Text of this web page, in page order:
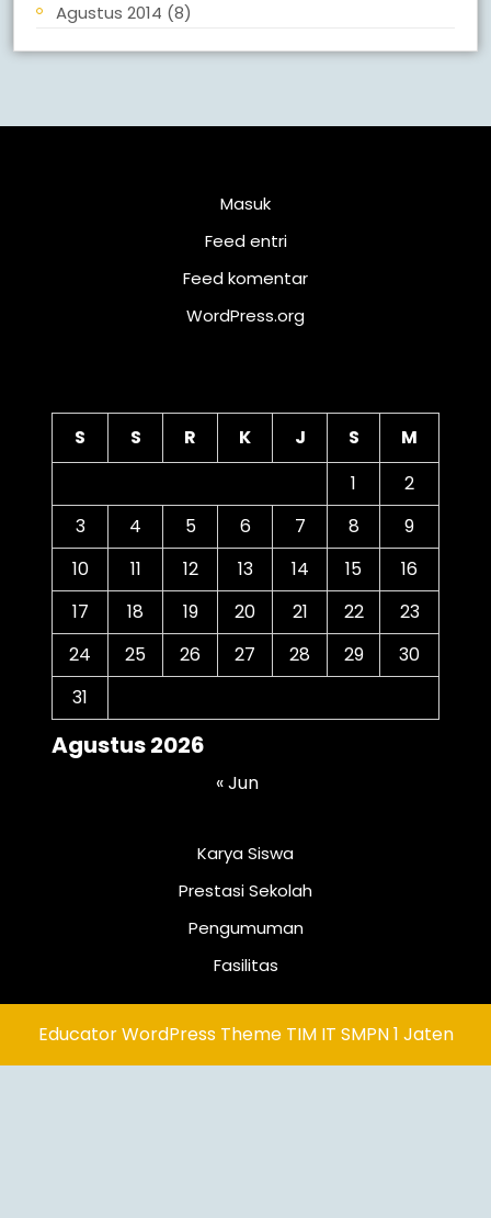
Agustus 2014 (8)
Masuk
Feed entri
Feed komentar
WordPress.org
Agustus 2026
S S R K J S
M
1
2
3
4 5 6 7 8
9
10
11 12 13 14 15
16
17
18 19 20 21 22
23
24
25 26 27 28 29
30
31
« Jun
Karya Siswa
Prestasi Sekolah
Pengumuman
Fasilitas
Educator WordPress ThemeTIM IT SMPN 1 Jaten